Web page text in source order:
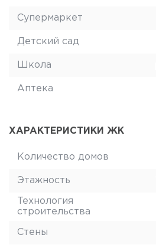
Супермаркет
Детский сад
Школа
Аптека
ХАРАКТЕРИСТИКИ ЖК
Количество домов
Этажность
Технология
строительства
Стены